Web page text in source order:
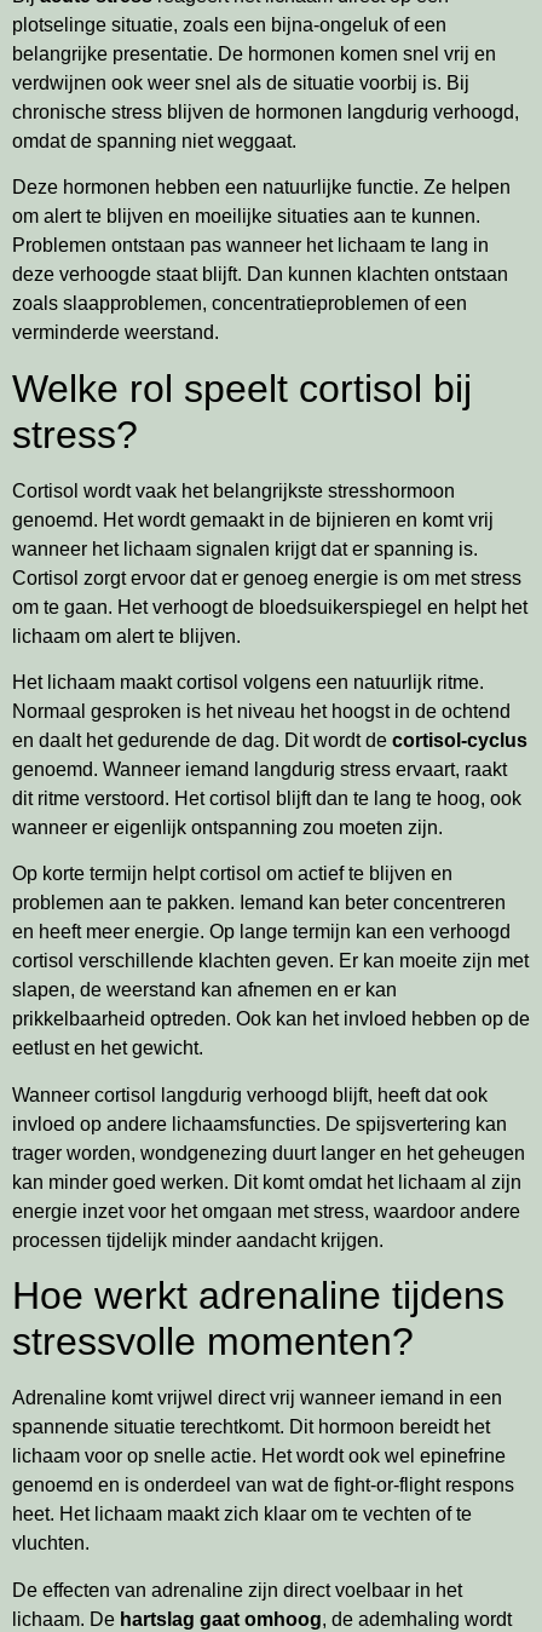
plotselinge situatie, zoals een bijna-ongeluk of een
belangrijke presentatie. De hormonen komen snel vrij en
verdwijnen ook weer snel als de situatie voorbij is. Bij
chronische stress blijven de hormonen langdurig verhoogd,
omdat de spanning niet weggaat.
Deze hormonen hebben een natuurlijke functie. Ze helpen
om alert te blijven en moeilijke situaties aan te kunnen.
Problemen ontstaan pas wanneer het lichaam te lang in
deze verhoogde staat blijft. Dan kunnen klachten ontstaan
zoals slaapproblemen, concentratieproblemen of een
verminderde weerstand.
Welke rol speelt cortisol bij
stress?
Cortisol wordt vaak het belangrijkste stresshormoon
genoemd. Het wordt gemaakt in de bijnieren en komt vrij
wanneer het lichaam signalen krijgt dat er spanning is.
Cortisol zorgt ervoor dat er genoeg energie is om met stress
om te gaan. Het verhoogt de bloedsuikerspiegel en helpt het
lichaam om alert te blijven.
Het lichaam maakt cortisol volgens een natuurlijk ritme.
Normaal gesproken is het niveau het hoogst in de ochtend
en daalt het gedurende de dag. Dit wordt de cortisol-cyclus
genoemd. Wanneer iemand langdurig stress ervaart, raakt
dit ritme verstoord. Het cortisol blijft dan te lang te hoog, ook
wanneer er eigenlijk ontspanning zou moeten zijn.
Op korte termijn helpt cortisol om actief te blijven en
problemen aan te pakken. Iemand kan beter concentreren
en heeft meer energie. Op lange termijn kan een verhoogd
cortisol verschillende klachten geven. Er kan moeite zijn met
slapen, de weerstand kan afnemen en er kan
prikkelbaarheid optreden. Ook kan het invloed hebben op de
eetlust en het gewicht.
Wanneer cortisol langdurig verhoogd blijft, heeft dat ook
invloed op andere lichaamsfuncties. De spijsvertering kan
trager worden, wondgenezing duurt langer en het geheugen
kan minder goed werken. Dit komt omdat het lichaam al zijn
energie inzet voor het omgaan met stress, waardoor andere
processen tijdelijk minder aandacht krijgen.
Hoe werkt adrenaline tijdens
stressvolle momenten?
Adrenaline komt vrijwel direct vrij wanneer iemand in een
spannende situatie terechtkomt. Dit hormoon bereidt het
lichaam voor op snelle actie. Het wordt ook wel epinefrine
genoemd en is onderdeel van wat de fight-or-flight respons
heet. Het lichaam maakt zich klaar om te vechten of te
vluchten.
De effecten van adrenaline zijn direct voelbaar in het
lichaam. De hartslag gaat omhoog, de ademhaling wordt